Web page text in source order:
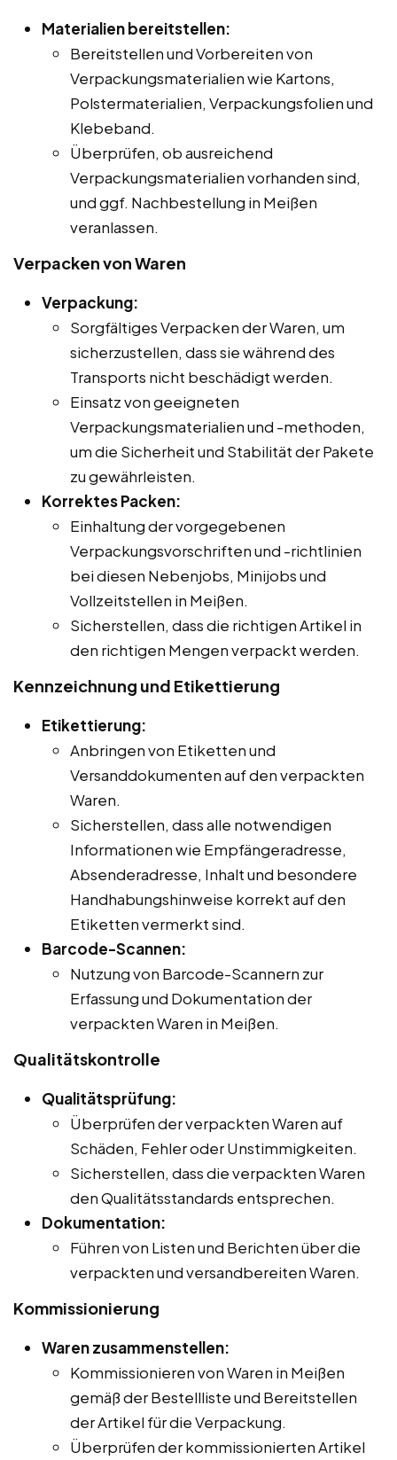
Materialien bereitstellen:
Bereitstellen und Vorbereiten von
Verpackungsmaterialien wie Kartons,
Polstermaterialien, Verpackungsfolien und
Klebeband.
Überprüfen, ob ausreichend
Verpackungsmaterialien vorhanden sind,
und ggf. Nachbestellung in Meißen
veranlassen.
Verpacken von Waren
Verpackung:
Sorgfältiges Verpacken der Waren, um
sicherzustellen, dass sie während des
Transports nicht beschädigt werden.
Einsatz von geeigneten
Verpackungsmaterialien und -methoden,
um die Sicherheit und Stabilität der Pakete
zu gewährleisten.
Korrektes Packen:
Einhaltung der vorgegebenen
Verpackungsvorschriften und -richtlinien
bei diesen Nebenjobs, Minijobs und
Vollzeitstellen in Meißen.
Sicherstellen, dass die richtigen Artikel in
den richtigen Mengen verpackt werden.
Kennzeichnung und Etikettierung
Etikettierung:
Anbringen von Etiketten und
Versanddokumenten auf den verpackten
Waren.
Sicherstellen, dass alle notwendigen
Informationen wie Empfängeradresse,
Absenderadresse, Inhalt und besondere
Handhabungshinweise korrekt auf den
Etiketten vermerkt sind.
Barcode-Scannen:
Nutzung von Barcode-Scannern zur
Erfassung und Dokumentation der
verpackten Waren in Meißen.
Qualitätskontrolle
Qualitätsprüfung:
Überprüfen der verpackten Waren auf
Schäden, Fehler oder Unstimmigkeiten.
Sicherstellen, dass die verpackten Waren
den Qualitätsstandards entsprechen.
Dokumentation:
Führen von Listen und Berichten über die
verpackten und versandbereiten Waren.
Kommissionierung
Waren zusammenstellen:
Kommissionieren von Waren in Meißen
gemäß der Bestellliste und Bereitstellen
der Artikel für die Verpackung.
Überprüfen der kommissionierten Artikel